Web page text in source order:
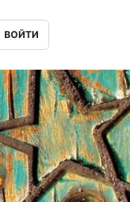
ВОЙТИ